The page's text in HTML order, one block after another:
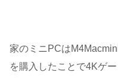
家のミニPCは
を購入したことで4Kゲ